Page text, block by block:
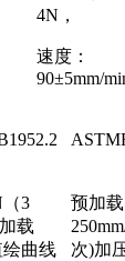
4N，
速度：
90±5mm/
3
载
绘曲线
预加
次)加